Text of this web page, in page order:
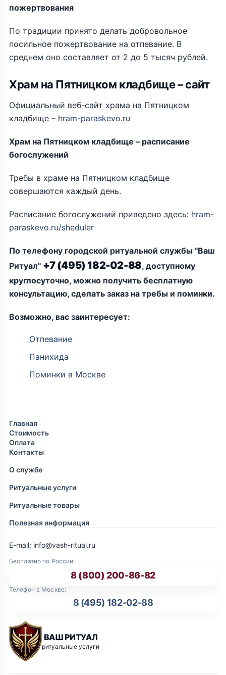
пожертвования
По традиции принято делать добровольное
посильное пожертвование на отпевание. В
среднем оно составляет от 2 до 5 тысяч рублей.
Храм на Пятницком кладбище – сайт
Официальный веб-сайт храма на Пятницком
кладбище – hram-paraskevo.ru
Храм на Пятницком кладбище – расписание
богослужений
Требы в храме на Пятницком кладбище
совершаются каждый день.
Расписание богослужений приведено здесь: hram-
paraskevo.ru/sheduler
По телефону городской ритуальной службы "Ваш
Ритуал" +7 (495) 182-02-88, доступному
круглосуточно, можно получить бесплатную
консультацию, сделать заказ на требы и поминки.
Возможно, вас заинтересует:
Отпевание
Панихида
Поминки в Москве
Главная
Стоимость
Оплата
Контакты
О службе
Ритуальные услуги
Ритуальные товары
Полезная информация
ВАШ РИТУАЛ
ритуальные услуги
Бесплатно по России:
8 (800) 200-86-82
Телефон в Москве:
8 (495) 182-02-88
E-mail: info@vash-ritual.ru